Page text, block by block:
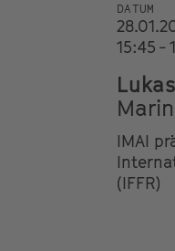
DATUM
15:45 -
IMAI
(IFFR)